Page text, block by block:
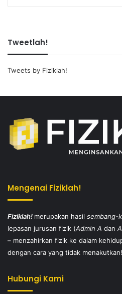
Tweetlah!
Tweets by Fiziklah!
Mengenai Fiziklah!
Fiziklah! merupakan hasil sembang-
lepasan jurusan fizik (Admin A dan
– menzahirkan fizik ke dalam
dengan cara yang tidak
Hubungi Kami